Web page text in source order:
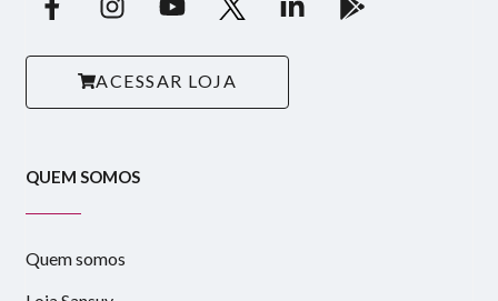
ACESSAR LOJA
QUEM SOMOS
Quem somos